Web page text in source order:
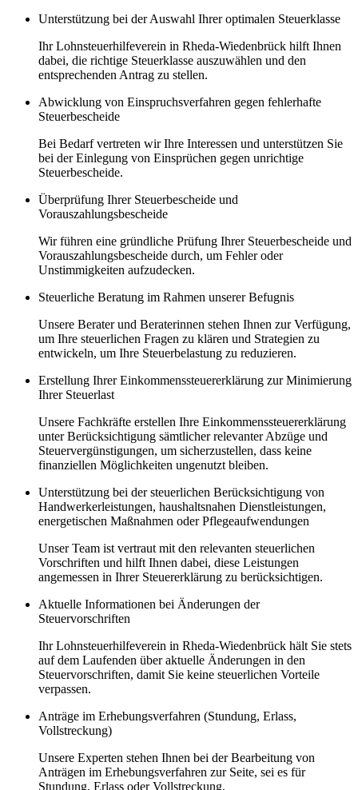
Unterstützung bei der Auswahl Ihrer optimalen Steuerklasse
Ihr Lohnsteuerhilfeverein in Rheda-Wiedenbrück hilft Ihnen
dabei, die richtige Steuerklasse auszuwählen und den
entsprechenden Antrag zu stellen.
Abwicklung von Einspruchsverfahren gegen fehlerhafte
Steuerbescheide
Bei Bedarf vertreten wir Ihre Interessen und unterstützen Sie
bei der Einlegung von Einsprüchen gegen unrichtige
Steuerbescheide.
Überprüfung Ihrer Steuerbescheide und
Vorauszahlungsbescheide
Wir führen eine gründliche Prüfung Ihrer Steuerbescheide und
Vorauszahlungsbescheide durch, um Fehler oder
Unstimmigkeiten aufzudecken.
Steuerliche Beratung im Rahmen unserer Befugnis
Unsere Berater und Beraterinnen stehen Ihnen zur Verfügung,
um Ihre steuerlichen Fragen zu klären und Strategien zu
entwickeln, um Ihre Steuerbelastung zu reduzieren.
Erstellung Ihrer Einkommenssteuererklärung zur Minimierung
Ihrer Steuerlast
Unsere Fachkräfte erstellen Ihre Einkommenssteuererklärung
unter Berücksichtigung sämtlicher relevanter Abzüge und
Steuervergünstigungen, um sicherzustellen, dass keine
finanziellen Möglichkeiten ungenutzt bleiben.
Unterstützung bei der steuerlichen Berücksichtigung von
Handwerkerleistungen, haushaltsnahen Dienstleistungen,
energetischen Maßnahmen oder Pflegeaufwendungen
Unser Team ist vertraut mit den relevanten steuerlichen
Vorschriften und hilft Ihnen dabei, diese Leistungen
angemessen in Ihrer Steuererklärung zu berücksichtigen.
Aktuelle Informationen bei Änderungen der
Steuervorschriften
Ihr Lohnsteuerhilfeverein in Rheda-Wiedenbrück hält Sie stets
auf dem Laufenden über aktuelle Änderungen in den
Steuervorschriften, damit Sie keine steuerlichen Vorteile
verpassen.
Anträge im Erhebungsverfahren (Stundung, Erlass,
Vollstreckung)
Unsere Experten stehen Ihnen bei der Bearbeitung von
Anträgen im Erhebungsverfahren zur Seite, sei es für
Stundung, Erlass oder Vollstreckung.